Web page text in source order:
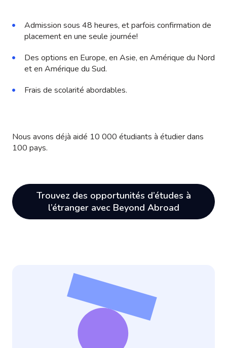
Admission sous 48 heures, et parfois confirmation de
placement en une seule journée!
Des options en Europe, en Asie, en Amérique du Nord
et en Amérique du Sud.
Frais de scolarité abordables.
Nous avons déjà aidé 10 000 étudiants à étudier dans
100 pays.
Trouvez des opportunités d’études à
l’étranger avec Beyond Abroad